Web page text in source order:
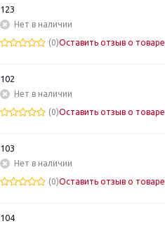
123
Нет в наличии
(0)Оставить отзыв о товаре
102
Нет в наличии
(0)Оставить отзыв о товаре
103
Нет в наличии
(0)Оставить отзыв о товаре
104